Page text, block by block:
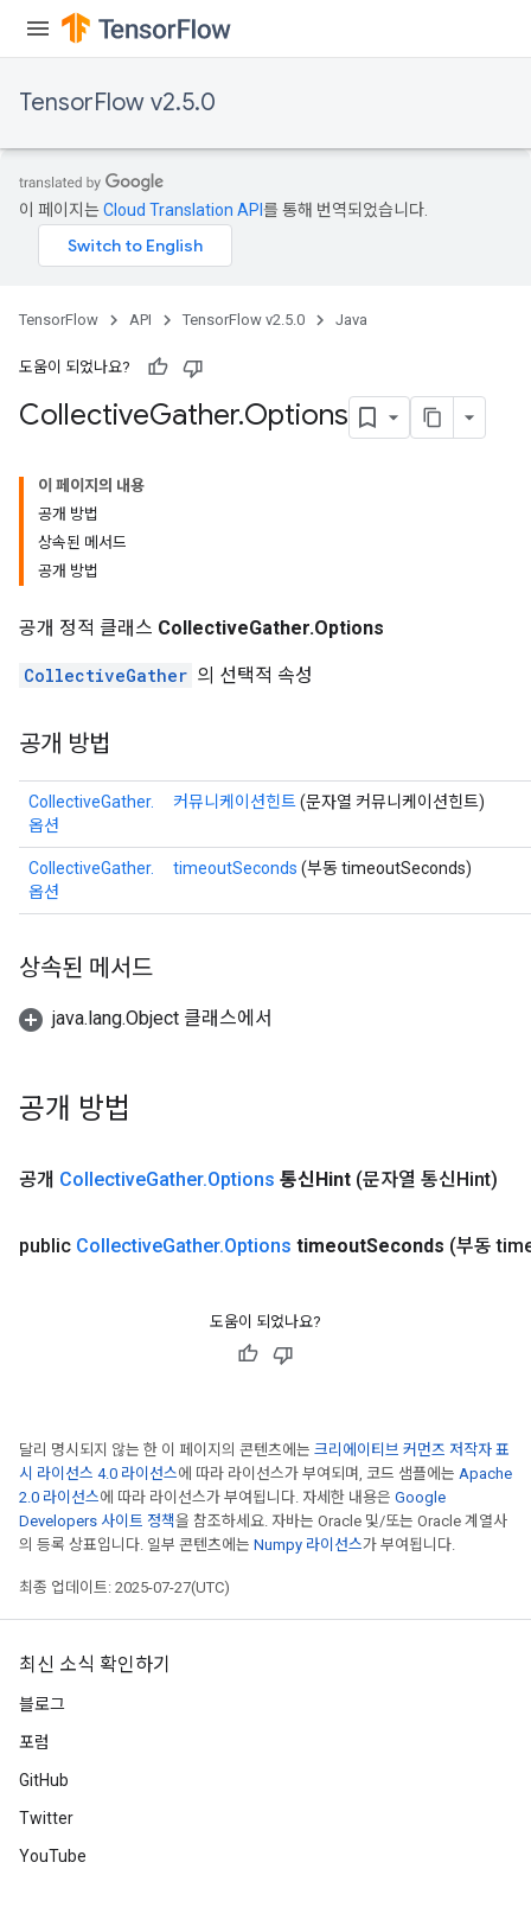
TensorFlow v2.5.0
이 페이지는Cloud Translation API 를 통해 번역되었습니다.
TensorFlow API TensorFlow v2.5.0 Java
도움이 되었나요?
CollectiveGather.Options
이 페이지의 내용
공개 방법
상속된 메서드
공개 방법
공개 정적 클래스 CollectiveGather.Options
CollectiveGather 의 선택적 속성
공개 방법
CollectiveGather.
옵션
커뮤니케이션힌트(문자열 커뮤니케이션힌트)
CollectiveGather.
옵션
timeoutSeconds (부동 timeoutSeconds)
상속된 메서드
java.lang.Object 클래스에서
공개 방법
공개 CollectiveGather.Options 통신Hint (문자열 통신Hint)
public CollectiveGather.Options timeoutSeconds (부동
도움이 되었나요?
달리 명시되지 않는 한 이 페이지의 콘텐츠에는 크리에이티브 커먼즈 저작자 표
시 라이선스 4.0 라이선스에 따라 라이선스가 부여되며, 코드 샘플에는 Apache
2.0 라이선스에 따라 라이선스가 부여됩니다. 자세한 내용은 Google
Developers 사이트 정책을 참조하세요. 자바는 Oracle 및/또는 Oracle 계열사
의 등록 상표입니다. 일부 콘텐츠에는 Numpy 라이선스가 부여됩니다.
최종 업데이트: 2025-07-27(UTC)
최신 소식 확인하기
블로그
포럼
GitHub
Twitter
YouTube